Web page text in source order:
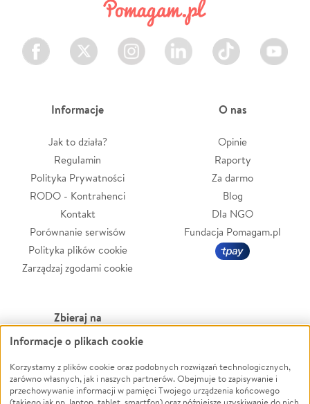
Facebook Twitter Instagram LinkedIn TikTok Youtube
Informacje
Jak to działa?
Regulamin
Polityka Prywatności
RODO - Kontrahenci
Kontakt
Porównanie serwisów
Polityka plików cookie
Zarządzaj zgodami cookie
O nas
Opinie
Raporty
Za darmo
Blog
Dla NGO
Fundacja Pomagam.pl
Zbieraj na
Leczenie
Zwierzęta
Pożar
Powódź
Wichura
Informacje o plikach cookie
Korzystamy z plików cookie oraz podobnych rozwiązań technologicznych,
zarówno własnych, jak i naszych partnerów. Obejmuje to zapisywanie i
przechowywanie informacji w pamięci Twojego urządzenia końcowego